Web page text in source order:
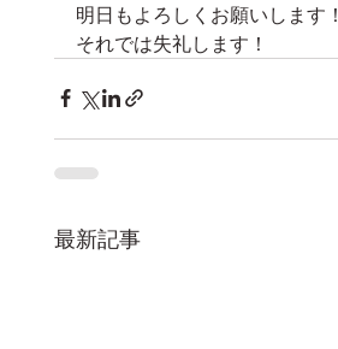
明日もよろしくお願いします！
それでは失礼します！
最新記事